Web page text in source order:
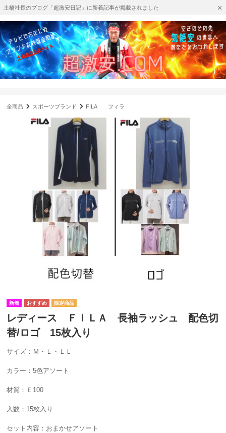
土橋社長のブログ「超激安日記」に新着記事が掲載されました
全商品 スポーツブランド FILA フィラ
レディース ＦＩＬＡ 長袖ラッシュ 配色切
替/ロゴ 15枚入り
サイズ：Ｍ・Ｌ・ＬＬ
カラー：5色アソート
材質：Ｅ100
入数：15枚入り
セット内容：おまかせアソート